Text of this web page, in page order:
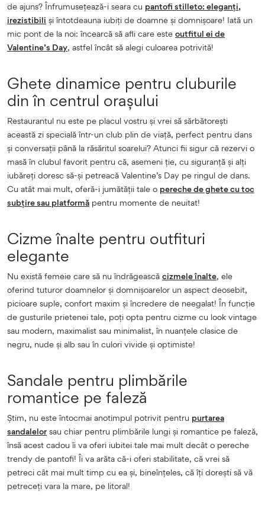
de ajuns? Înfrumusețează-i seara cu pantofi stilleto: eleganți,
irezistibili și întotdeauna iubiți de doamne și domnișoare! Iată un
mic pont de la noi: încearcă să afli care este outfitul ei de
Valentine’s Day, astfel încât să alegi culoarea potrivită!
Ghete dinamice pentru cluburile
din în centrul orașului
Restaurantul nu este pe placul vostru și vrei să sărbătorești
această zi specială într-un club plin de viață, perfect pentru dans
și conversații până la răsăritul soarelui? Atunci fii sigur că rezervi o
masă în clubul favorit pentru că, asemeni ție, cu siguranță și alți
iubăreți doresc să-și petreacă Valentine’s Day pe ringul de dans.
Cu atât mai mult, oferă-i jumătății tale o pereche de ghete cu toc
subțire sau platformă pentru momente de neuitat!
Cizme înalte pentru outfituri
elegante
Nu există femeie care să nu îndrăgească cizmele înalte, ele
oferind tuturor doamnelor și domnișoarelor un aspect deosebit,
picioare suple, confort maxim și încredere de neegalat! În funcție
de gusturile prietenei tale, poți opta pentru cizme cu look vintage
sau modern, maximalist sau minimalist, în nuanțele clasice de
negru, nude și alb sau în culori vivide și optimiste!
Sandale pentru plimbările
romantice pe faleză
Știm, nu este întocmai anotimpul potrivit pentru purtarea
sandalelor sau chiar pentru plimbările lungi și romantice pe faleză,
însă acest cadou îi va oferi iubitei tale mai mult decât o pereche
trendy de pantofi! Îi va arăta că-i oferi stabilitate, că vrei să
petreci cât mai mult timp cu ea și, bineînțeles, că îți dorești să vă
petreceți vara la mare, pe litoral!